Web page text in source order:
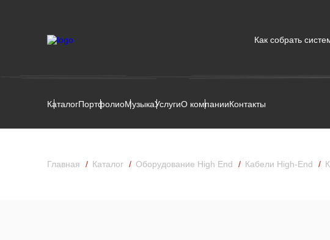
Как собрать
КаталогПортфолиоМузыкаУслугиО компанииКонтакты
Главная Каталог Оборудование High End Кабели High-End